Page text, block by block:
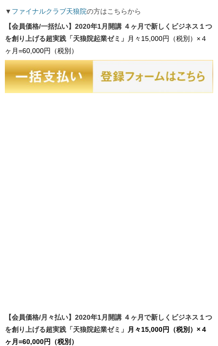
▼ ファイナルクラブ天狼院の方はこちらから
【会員価格/一括払い】2020年1月開講 ４ヶ月で新しくビジネス１つ
を創り上げる超実践「天狼院起業ゼミ」
月々15,000円（税別）×４
ヶ月=60,000円（税別）
【会員価格/月々払い】2020年1月開講 ４ヶ月で新しくビジネス１つ
を創り上げる超実践「天狼院起業ゼミ」
月々15,000円（税別）×４
ヶ月=60,000円（税別）